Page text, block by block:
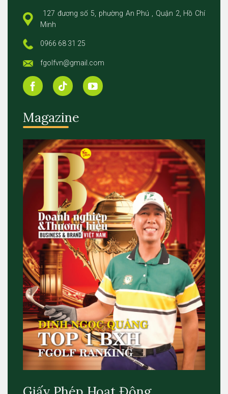
127 đương số 5, phường An Phú , Quận 2, Hồ Chí
Minh
0966 68 31 25
fgolfvn@gmail.com
Magazine